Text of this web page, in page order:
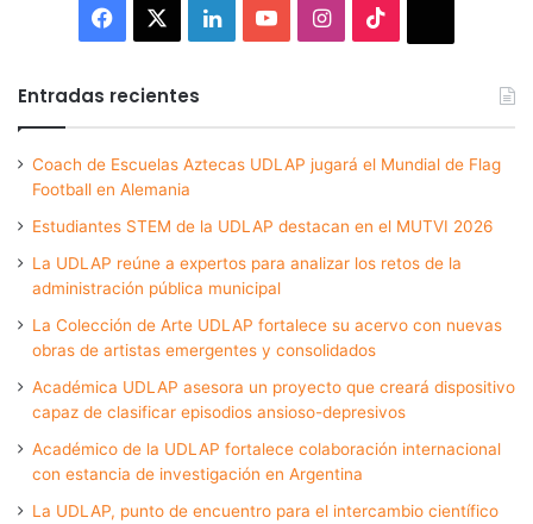
Facebook LinkedInYouTubeInstagram
Entradas recientes
Coach de Escuelas Aztecas UDLAP jugará el Mundial de Flag
Football en Alemania
Estudiantes STEM de la UDLAP destacan en el MUTVI 2026
La UDLAP reúne a expertos para analizar los retos de la
administración pública municipal
La Colección de Arte UDLAP fortalece su acervo con nuevas
obras de artistas emergentes y consolidados
Académica UDLAP asesora un proyecto que creará dispositivo
capaz de clasificar episodios ansioso-depresivos
Académico de la UDLAP fortalece colaboración internacional
con estancia de investigación en Argentina
La UDLAP, punto de encuentro para el intercambio científico